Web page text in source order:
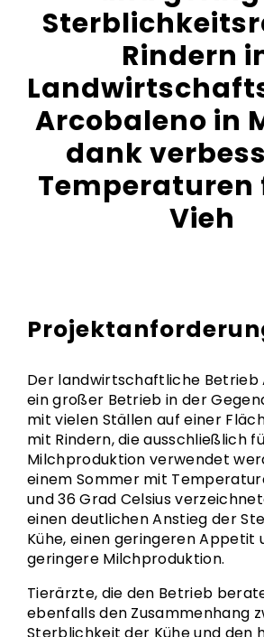
Rindern
Arcobaleno in
dank
Temperaturen
Vieh
Der landwirtschaftliche Betrieb
ein großer Betrieb in der
mit vielen Ställen auf einer
mit Rindern, die ausschließlich
Milchproduktion verwendet
einem Sommer mit
und 36 Grad Celsius
einen deutlichen Anstieg der
Kühe, einen geringeren Appetit
geringere Milchproduktion.
Tierärzte, die den Betrieb
ebenfalls den Zusammenhang